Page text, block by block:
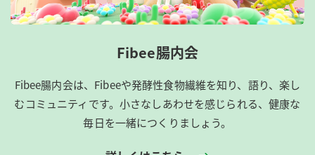
Fibee腸内会
Fibee腸内会は、​Fibeeや発酵性食物繊維を知り、語り、楽し
むコミュニティです。​小さなしあわせを感じられる、健康な
毎日を一緒につくりましょう。